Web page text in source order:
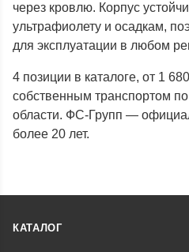
через кровлю. Корпус
ультрафиолету и осадкам,
для эксплуатации в любом
4 позиции в каталоге, от 1
собственным транспортом
области. ФС-Групп —
более 20 лет.
КАТАЛОГ